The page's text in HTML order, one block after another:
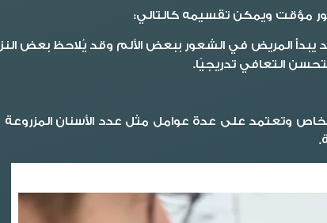
مؤقت ويمكن تقسيمه كالتالي:
يبدأ المريض في الشعور ببعض الألم وقد يُلاحظ بعض
التعافي تدريجيًا.
وتعتمد على عدة عوامل مثل عدد الأسنان المزروعة